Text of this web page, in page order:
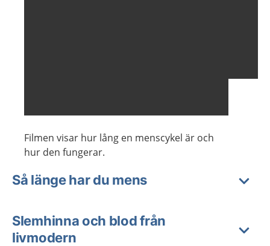
Filmen visar hur lång en menscykel är och
hur den fungerar.
Så länge har du mens
Slemhinna och blod från
livmodern